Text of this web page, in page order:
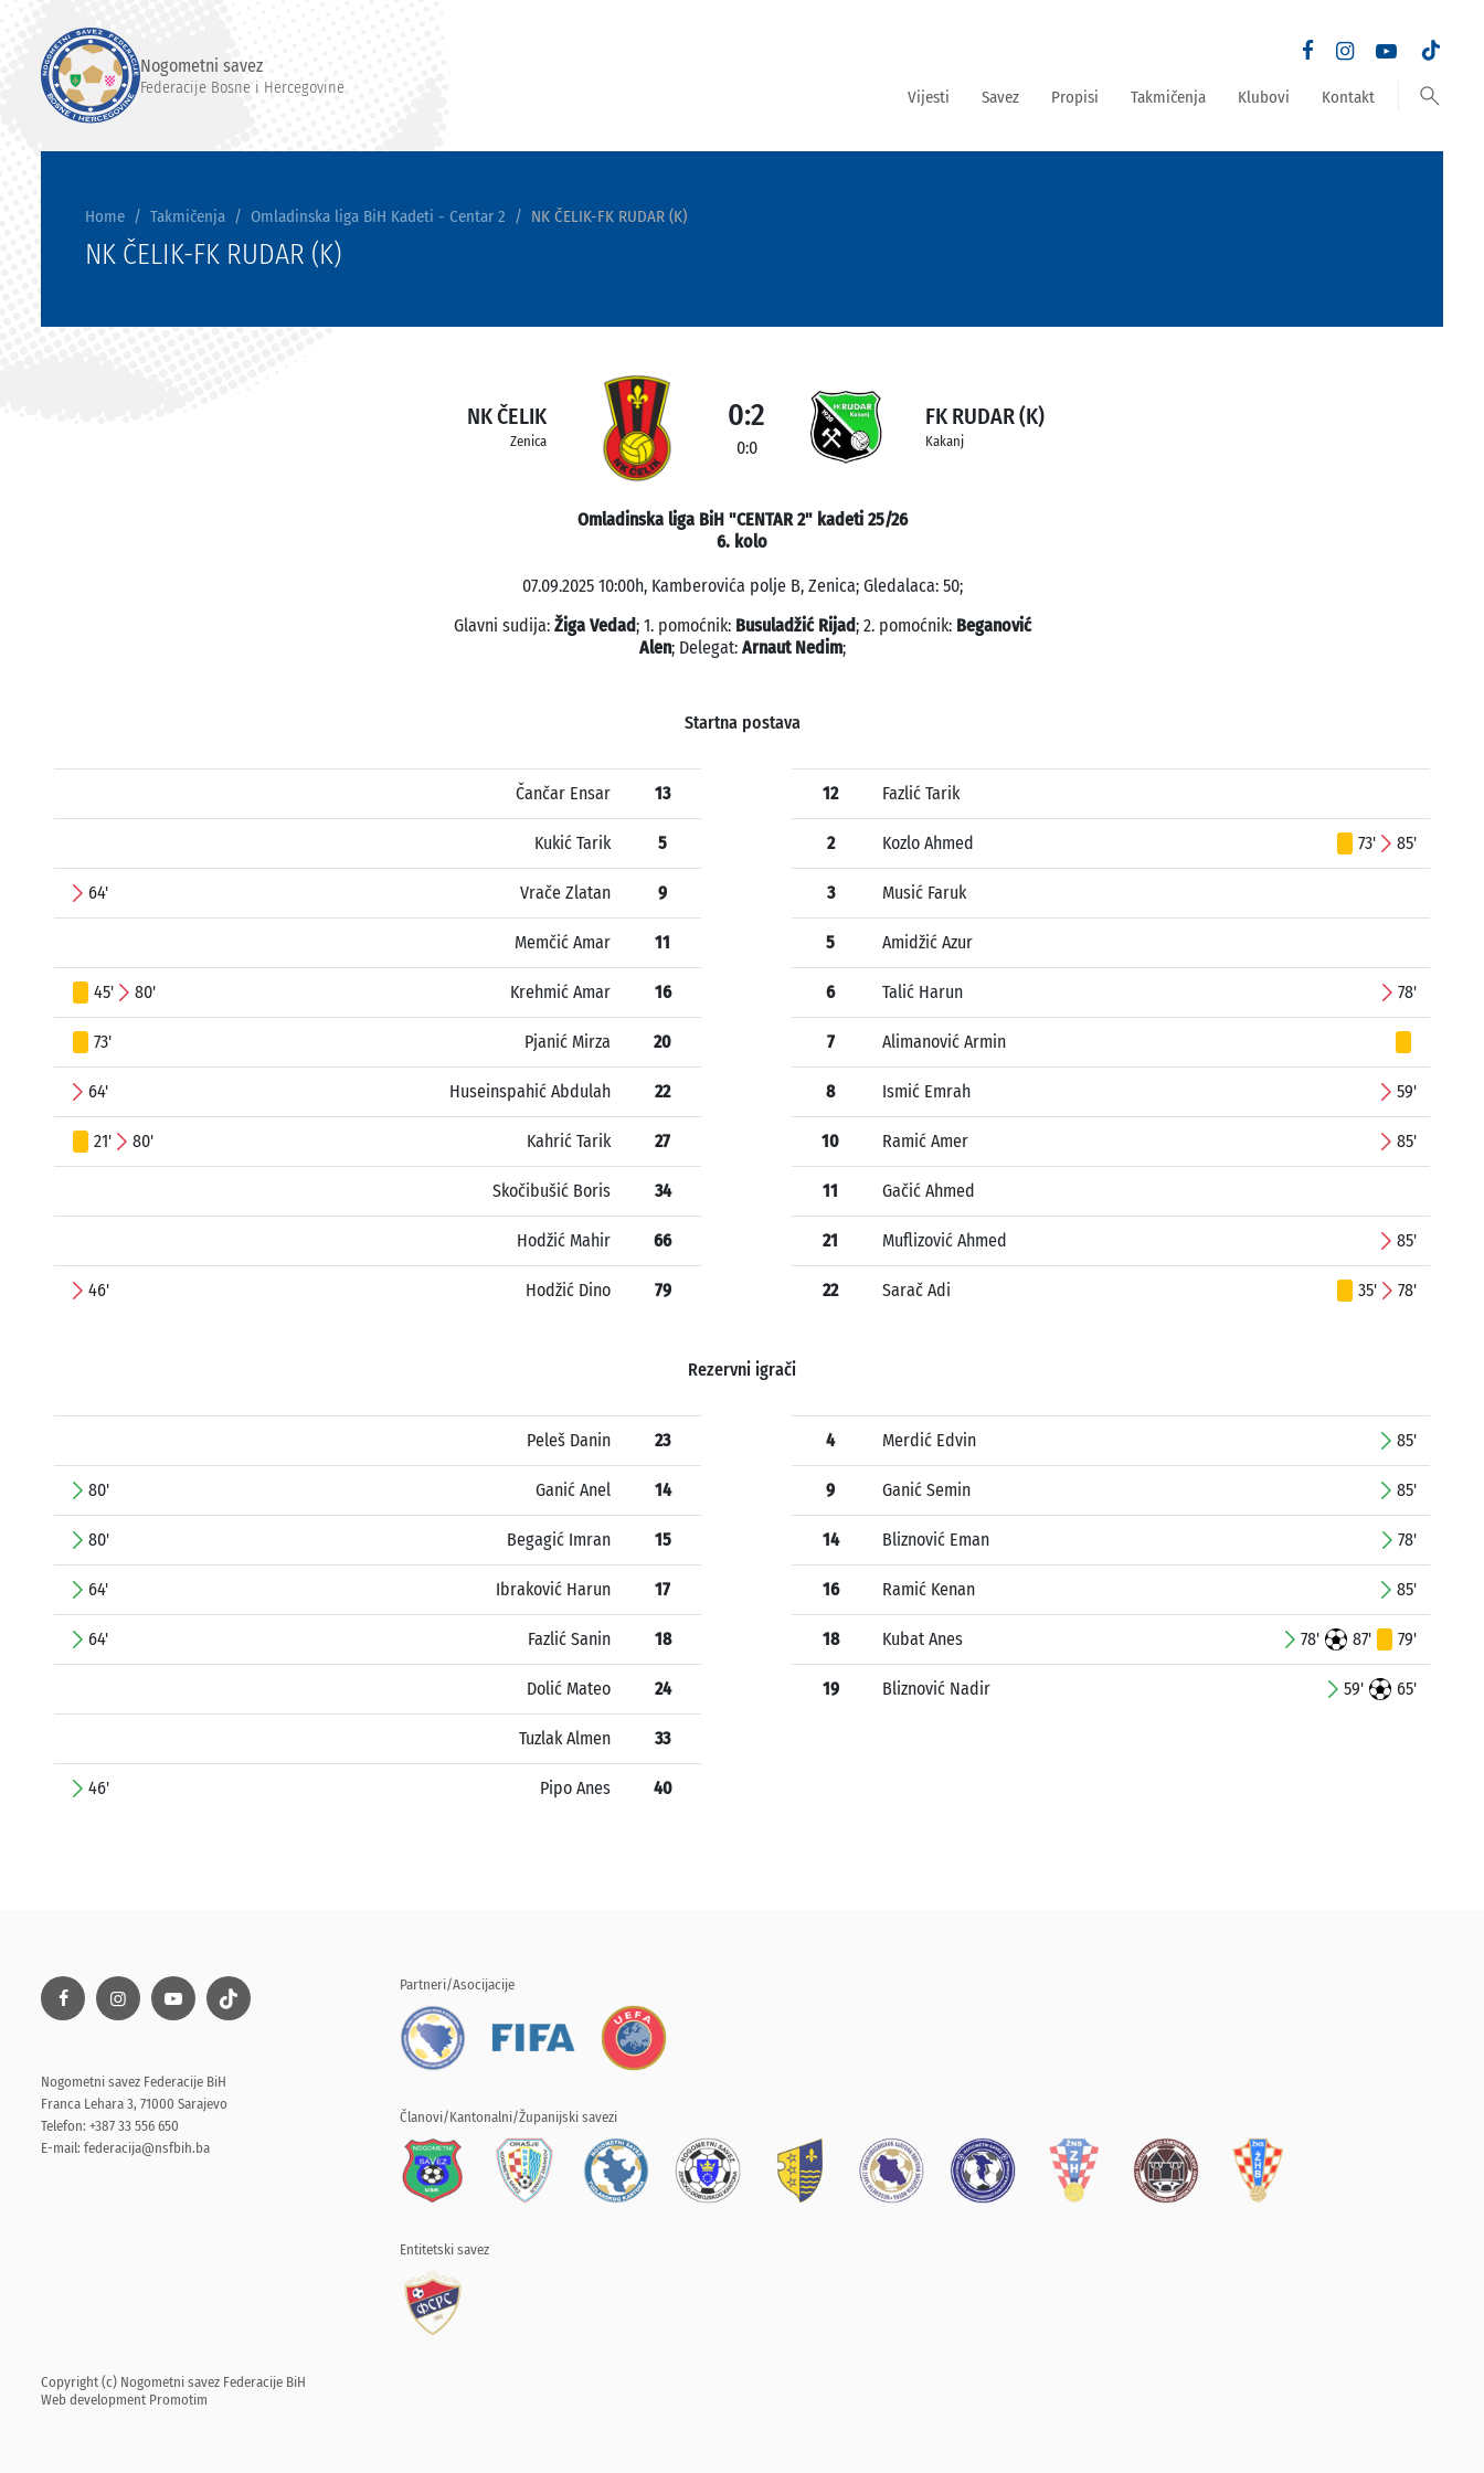
Nogometni savez
Federacije Bosne i Hercegovine Vijesti Savez Propisi Takmičenja Klubovi Kontakt search
Home Takmičenja Omladinska liga BiH Kadeti - Centar 2 NK ČELIK-FK RUDAR (K)
NK ČELIK-FK RUDAR (K)
NK ČELIK
Zenica
0:2
0:0
FK RUDAR (K)
Kakanj
Omladinska liga BiH "CENTAR 2" kadeti 25/26
6. kolo
07.09.2025 10:00h, Kamberovića polje B, Zenica; Gledalaca: 50;
Glavni sudija: Žiga Vedad; 1. pomoćnik: Busuladžić Rijad; 2. pomoćnik: Beganović
Alen; Delegat: Arnaut Nedim;
Startna postava
Čančar Ensar 13
Kukić Tarik 5
64' Vrače Zlatan 9
Memčić Amar 11
45' 80' Krehmić Amar 16
73' Pjanić Mirza 20
64' Huseinspahić Abdulah 22
21' 80' Kahrić Tarik 27
Skočibušić Boris 34
Hodžić Mahir 66
46' Hodžić Dino 79
12 Fazlić Tarik
2 Kozlo Ahmed 73' 85'
3 Musić Faruk
5 Amidžić Azur
6 Talić Harun 78'
7 Alimanović Armin
8 Ismić Emrah 59'
10 Ramić Amer 85'
11 Gačić Ahmed
21 Muflizović Ahmed 85'
22 Sarač Adi 35' 78'
Rezervni igrači
Peleš Danin 23
80' Ganić Anel 14
80' Begagić Imran 15
64' Ibraković Harun 17
64' Fazlić Sanin 18
Dolić Mateo 24
Tuzlak Almen 33
46' Pipo Anes 40
4 Merdić Edvin 85'
9 Ganić Semin 85'
14 Bliznović Eman 78'
16 Ramić Kenan 85'
18 Kubat Anes 78' 87' 79'
19 Bliznović Nadir 59' 65'
Nogometni savez Federacije BiH
Franca Lehara 3, 71000 Sarajevo
Telefon: +387 33 556 650
E-mail: federacija@nsfbih.ba
Partneri/Asocijacije
Članovi/Kantonalni/Županijski savezi
Entitetski savez
Copyright (c) Nogometni savez Federacije BiH
Web development Promotim